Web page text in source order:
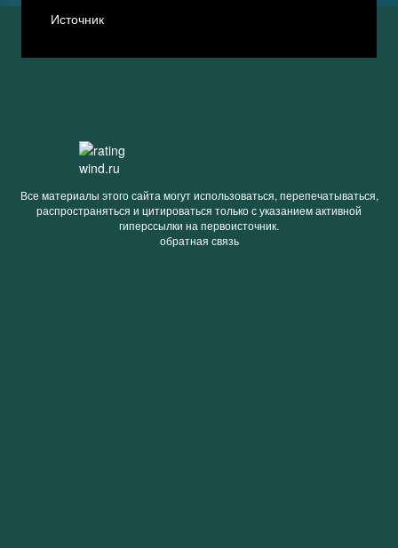
Источник
Все материалы этого сайта могут использоваться, перепечатываться,
распространяться и цитироваться только с указанием активной
гиперссылки на первоисточник.
обратная связь